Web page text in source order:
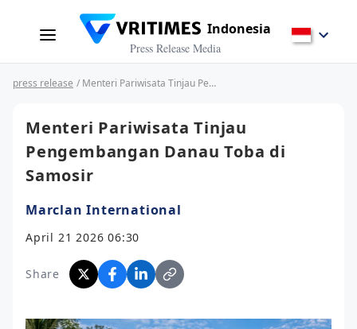
Indonesia
Press Release Media
press release / Menteri Pariwisata Tinjau Pengembangan Danau Toba di Samosir
Menteri Pariwisata Tinjau
Pengembangan Danau Toba di
Samosir
Marclan International
April 21 2026 06:30
Share